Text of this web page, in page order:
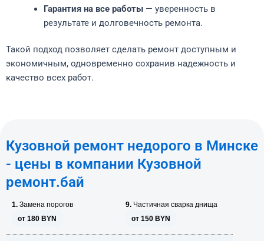
Гарантия на все работы— уверенность в
результате и долговечность ремонта.
Такой подход позволяет сделать ремонт доступным и
экономичным, одновременно сохранив надежность и
качество всех работ.
Кузовной ремонт недорого в Минске
- цены в компании Кузовной
ремонт.бай
1. Замена порогов
от 180 BYN
9.Частичная сварка днища
от 150 BYN